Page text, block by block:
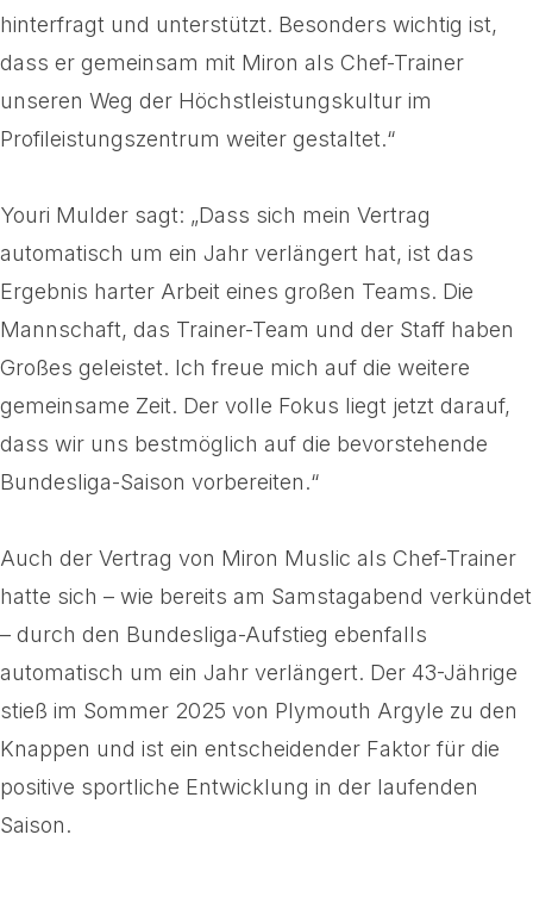
hinterfragt und unterstützt. Besonders wichtig ist,
dass er gemeinsam mit Miron als Chef-Trainer
unseren Weg der Höchstleistungskultur im
Profileistungszentrum weiter gestaltet.“
Youri Mulder sagt: „Dass sich mein Vertrag
automatisch um ein Jahr verlängert hat, ist das
Ergebnis harter Arbeit eines großen Teams. Die
Mannschaft, das Trainer-Team und der Staff haben
Großes geleistet. Ich freue mich auf die weitere
gemeinsame Zeit. Der volle Fokus liegt jetzt darauf,
dass wir uns bestmöglich auf die bevorstehende
Bundesliga-Saison vorbereiten.“
Auch der Vertrag von Miron Muslic als Chef-Trainer
hatte sich – wie bereits am Samstagabend verkündet
– durch den Bundesliga-Aufstieg ebenfalls
automatisch um ein Jahr verlängert. Der 43-Jährige
stieß im Sommer 2025 von Plymouth Argyle zu den
Knappen und ist ein entscheidender Faktor für die
positive sportliche Entwicklung in der laufenden
Saison.